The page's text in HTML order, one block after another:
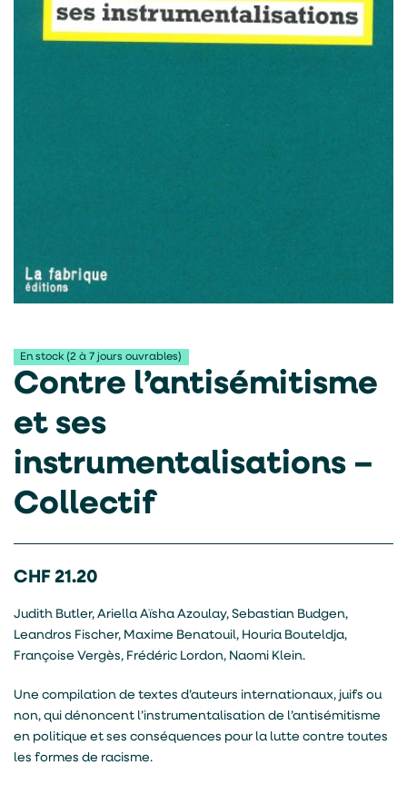
En stock (2 à 7 jours ouvrables)
Contre l’antisémitisme
et ses
instrumentalisations –
Collectif
CHF 21.20
Judith Butler, Ariella Aïsha Azoulay, Sebastian Budgen,
Leandros Fischer, Maxime Benatouil, Houria Bouteldja,
Françoise Vergès, Frédéric Lordon, Naomi Klein.
Une compilation de textes d’auteurs internationaux, juifs ou
non, qui dénoncent l’instrumentalisation de l’antisémitisme
en politique et ses conséquences pour la lutte contre toutes
les formes de racisme.